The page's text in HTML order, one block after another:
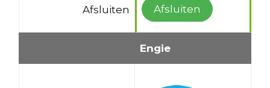
Afsluiten Afsluiten
Engie